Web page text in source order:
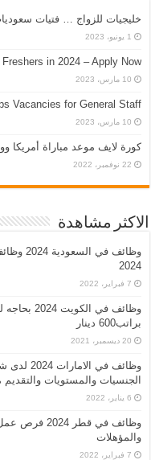
خليجيات للزواج … فتيات
1 يونيو، 2023
in 2024 – Apply Now
10 مارس، 2023
Vacancies for General Staff
10 مارس، 2023
كورة لايف موعد مباراة أمريكا
22 نوفمبر، 2022
الاكثر مشاهدة
وظائف
2024
7 فبراير، 2022
وظائف في
براتب600 دينار
20 ديسمبر، 2021
وظائف
الجنسيات والمستويات والتقديم
6 يناير، 2022
والمؤهلات
7 فبراير، 2022